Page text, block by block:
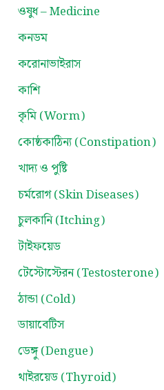
ওষুধ – Medicine
কনডম
করোনাভাইরাস
কাশি
কৃমি (Worm)
কোষ্ঠকাঠিন্য (Constipation)
খাদ্য ও পুষ্টি
চর্মরোগ (Skin Diseases)
চুলকানি (Itching)
টাইফয়েড
টেস্টোস্টেরন (Testosterone)
ঠান্ডা (Cold)
ডায়াবেটিস
ডেঙ্গু (Dengue)
থাইরয়েড (Thyroid)